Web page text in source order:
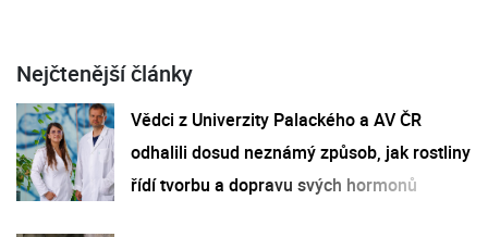
Nejčtenější články
Vědci z Univerzity Palackého a AV ČR
odhalili dosud neznámý způsob, jak rostliny
řídí tvorbu a dopravu svých hormonů